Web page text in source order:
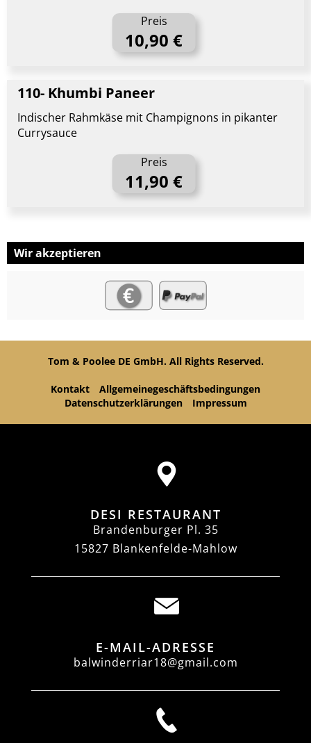
Preis
10,90 €
110- Khumbi Paneer
Indischer Rahmkäse mit Champignons in pikanter
Currysauce
Preis
11,90 €
Wir akzeptieren
Tom & Poolee DE GmbH. All Rights Reserved.
Kontakt
Allgemeinegeschäftsbedingungen
Datenschutzerklärungen
Impressum
DESI RESTAURANT
Brandenburger Pl. 35
15827 Blankenfelde-Mahlow
E-MAIL-ADRESSE
balwinderriar18@gmail.com